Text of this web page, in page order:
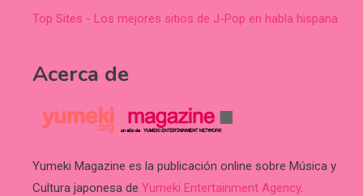
Top Sites - Los mejores sitios de J-Pop en habla hispana
Acerca de
Yumeki Magazine es la publicación online sobre Música y
Cultura japonesa de Yumeki Entertainment Agency.